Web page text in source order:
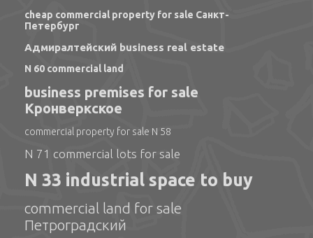
cheap commercial property for sale Санкт-
Петербург
Адмиралтейский business real estate
N 60 commercial land
business premises for sale
Кронверкское
commercial property for sale N 58
N 71 commercial lots for sale
N 33 industrial space to buy
commercial land for sale
Петроградский